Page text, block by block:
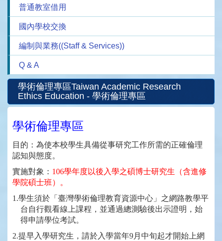
普通教室借用
國內學校交換
編制與業務((Staff & Services))
Q & A
學術倫理專區Taiwan Academic Research
Ethics Education - 學術倫理專區
學術倫理專區
目的： 為使本校學生具備從事研究工作所需的正確倫理
認知與態度。
實施對象： 106學年度以後入學之碩博士研究生（含進修
學院碩士班）。
1.學生須於「臺灣學術倫理教育資源中心」之網路教學平
台自行觀看線上課程，並通過總測驗後出示證明，始
得申請學位考試。
2.提早入學研究生，請於入學當年9月中旬起才開始上網